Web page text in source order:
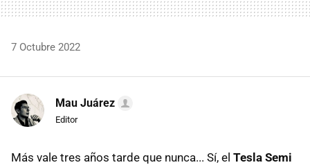
7 Octubre 2022
Mau Juárez
Editor
Más vale tres años tarde que nunca... Sí, el Tesla Semi